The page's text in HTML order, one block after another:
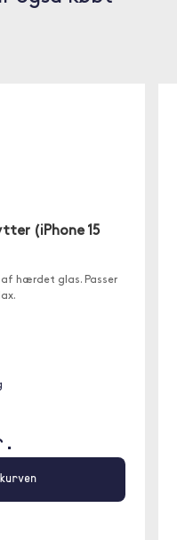
(iPhone 15
hærdet glas. Passer